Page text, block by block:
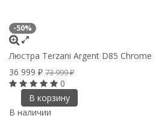
-50%
Люстра Terzani Argent D85 Chrome
36 999 ₽ 73 999₽
0
В корзину
В наличии